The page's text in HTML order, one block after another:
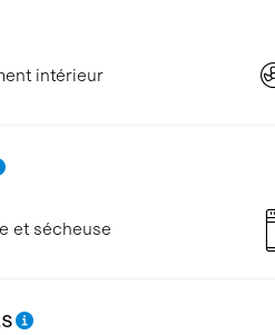
intérieur
et sécheuse